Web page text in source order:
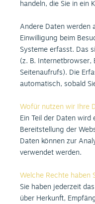
handeln, die Sie in ein
Andere Daten werden
Einwilligung beim
Systeme erfasst. Das
(z. B. Internetbrowser,
Seitenaufrufs). Die
automatisch, sobald
Wofür nutzen wir Ihre
Ein Teil der Daten
Bereitstellung der
Daten können zur
verwendet werden.
Welche Rechte haben
Sie haben jederzeit
über Herkunft,